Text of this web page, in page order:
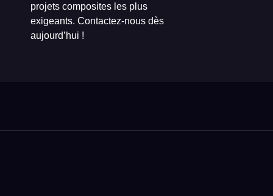
projets composites les plus
exigeants. Contactez-nous dès
aujourd’hui !